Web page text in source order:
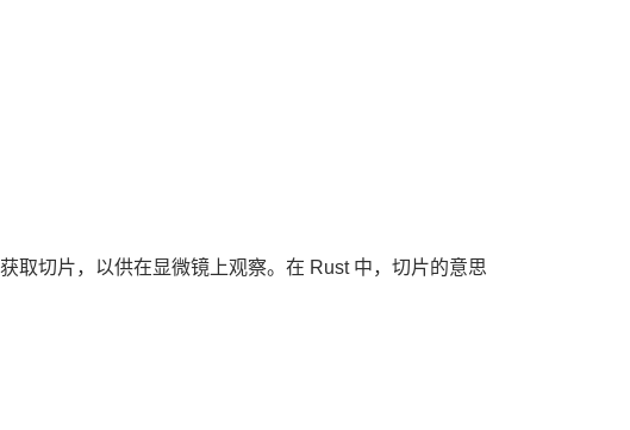
取切片，以供在显微镜上观察。在 Rust 中，切片的意思